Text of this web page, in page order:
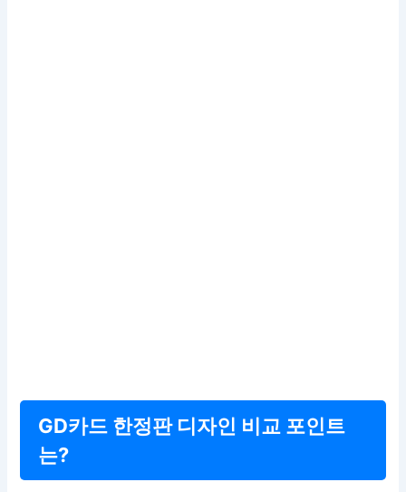
GD카드 한정판 디자인 비교 포인트
는?